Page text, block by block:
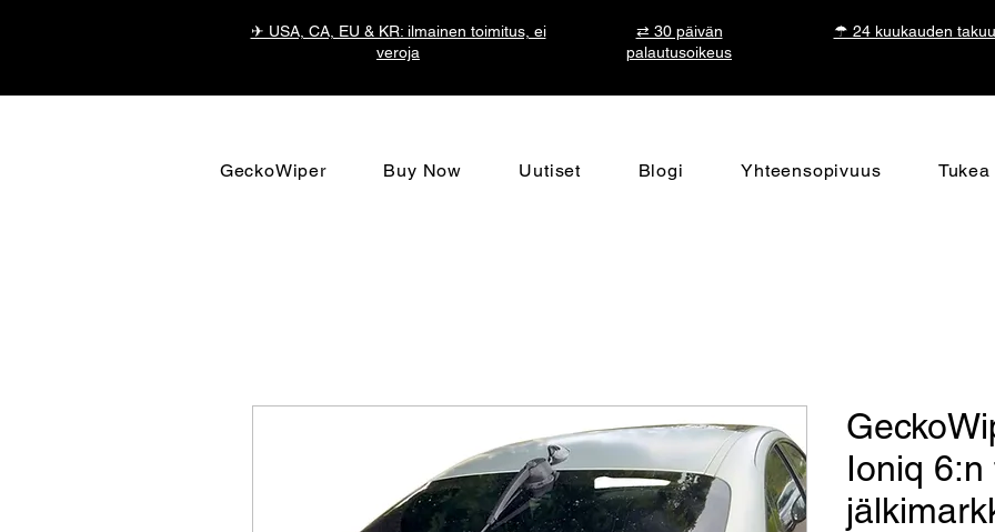
✈ USA, CA, EU & KR: ilmainen toimitus, ei
veroja
⇄ 30 päivän
palautusoikeus
☂ 24 kuukauden takuu
GeckoWiper Buy Now Uutiset Blogi Yhteensopivuus Tukea
Ioniq 6:n